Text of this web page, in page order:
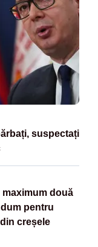
suspectați
maximum două
pentru
creșele